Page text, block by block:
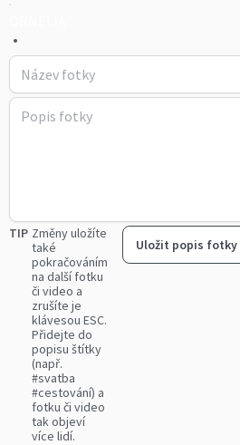
•
TIP Změny uložíte
také
pokračováním
na další fotku
či video a
zrušíte je
klávesou ESC.
Přidejte do
popisu štítky
(např.
#svatba
#cestování) a
fotku či video
tak objeví
více lidí.
Uložit popis fotky